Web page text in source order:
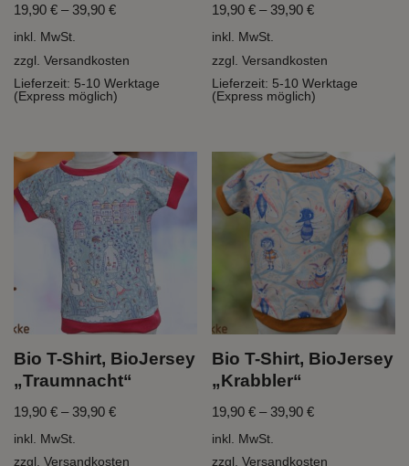
19,90 € –39,90 €
inkl. MwSt.
zzgl. Versandkosten
Lieferzeit: 5-10 Werktage
(Express möglich)
19,90€ –39,90€
inkl. MwSt.
zzgl.Versandkosten
Lieferzeit: 5-10 Werktage
(Express möglich)
Bio T-Shirt, BioJersey
„Traumnacht“
19,90 € –39,90 €
inkl. MwSt.
zzgl. Versandkosten
Bio T-Shirt, BioJersey
„Krabbler“
19,90€ –39,90€
inkl. MwSt.
zzgl.Versandkosten